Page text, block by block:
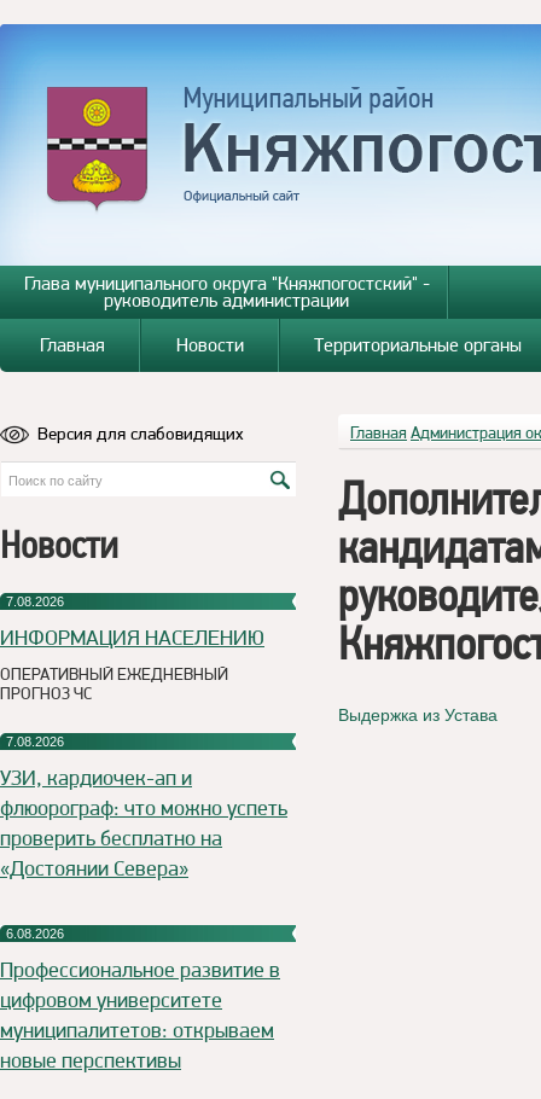
Глава муниципального округа "Княжпогостский" -
руководитель администрации
Главная
Новости Территориальные органы
Версия для слабовидящих
Новости
7.08.2026
ИНФОРМАЦИЯ НАСЕЛЕНИЮ
ОПЕРАТИВНЫЙ ЕЖЕДНЕВНЫЙ
ПРОГНОЗ ЧС
7.08.2026
УЗИ, кардиочек-ап и
флюорограф: что можно успеть
проверить бесплатно на
«Достоянии Севера»
6.08.2026
Профессиональное развитие в
цифровом университете
муниципалитетов: открываем
новые перспективы
Главная Администрация
Выдержка из Устава